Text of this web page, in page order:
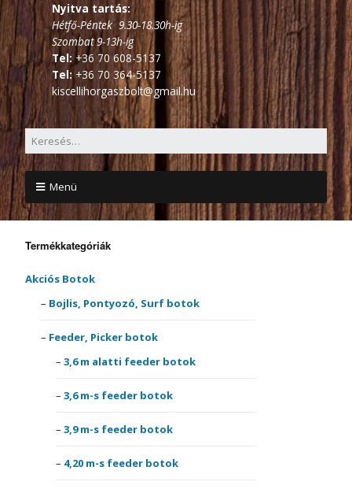
Nyitva tartás:
Hétfő-Péntek 9.30-18.30h-ig
Szombat 9-13h-ig
Tel:+36 70 608-5137
Tel: +36 70 364-5137
kiscellihorgaszbolt@gmail.hu
Menü
Termékkategóriák
Akciós Botok
Bojlis, Pontyozó, Surf botok
Feeder, Picker botok
3,6 m alatti feeder botok
3,6 m-s feeder botok
3,9 m-s feeder botok
4,20 m-s feeder botok